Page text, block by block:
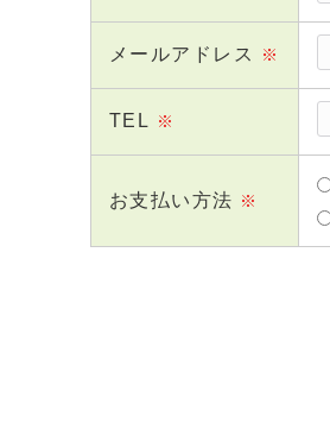
メールアドレス ※
TEL ※
お支払い方法 ※